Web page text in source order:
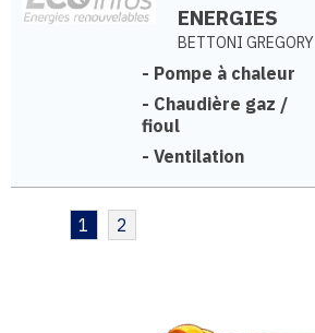
ENERGIES
BETTONI GREGORY
- Pompe à chaleur
- Chaudière gaz /
fioul
- Ventilation
1 2